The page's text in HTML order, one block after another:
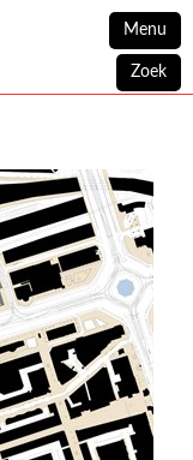
Menu
Zoek